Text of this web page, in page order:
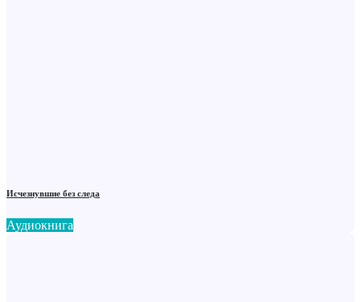
Исчезнувшие без следа
Аудиокнига